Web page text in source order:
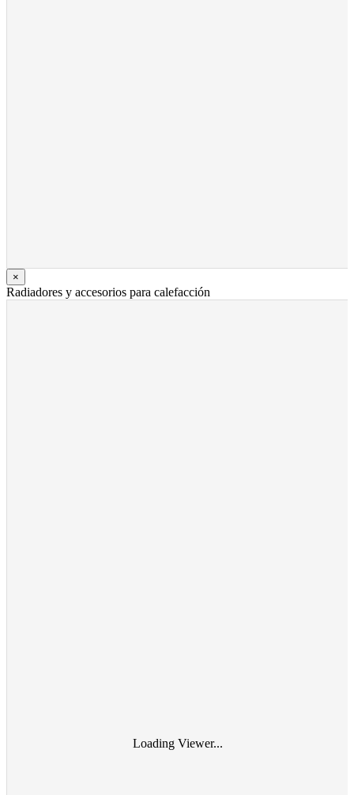
×
Radiadores y accesorios para calefacción
Loading Viewer...